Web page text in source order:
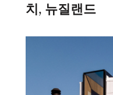
치, 뉴질랜드